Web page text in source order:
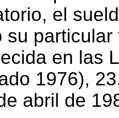
el
su
en las
1976),
abril de